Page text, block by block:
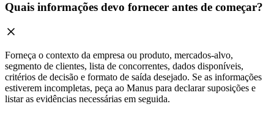
Quais informações devo fornecer antes de começar?
Forneça o contexto da empresa ou produto, mercados-alvo,
segmento de clientes, lista de concorrentes, dados disponíveis,
critérios de decisão e formato de saída desejado. Se as informações
estiverem incompletas, peça ao Manus para declarar suposições e
listar as evidências necessárias em seguida.